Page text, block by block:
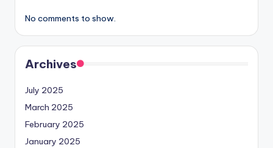
No comments to show.
Archives
July 2025
March 2025
February 2025
January 2025